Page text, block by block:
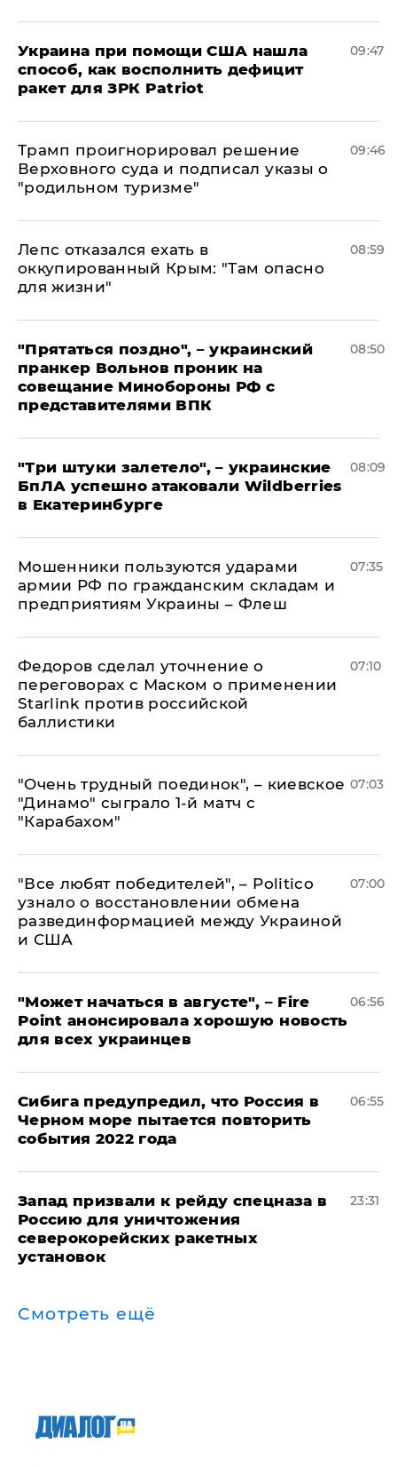
Украина при помощи США нашла
способ, как восполнить дефицит
ракет для ЗРК Patriot
09:47
Трамп проигнорировал решение
Верховного суда и подписал указы о
"родильном туризме"
09:46
Лепс отказался ехать в
оккупированный Крым: "Там опасно
для жизни"
08:59
"Прятаться поздно", – украинский
пранкер Вольнов проник на
совещание Минобороны РФ с
представителями ВПК
08:50
"Три штуки залетело", – украинские
БпЛА успешно атаковали Wildberries
в Екатеринбурге
08:09
Мошенники пользуются ударами
армии РФ по гражданским складам и
предприятиям Украины – Флеш
07:35
Федоров сделал уточнение о
переговорах с Маском о применении
Starlink против российской
баллистики
07:10
"Очень трудный поединок", – киевское
"Динамо" сыграло 1-й матч с
"Карабахом"
07:03
​"Все любят победителей", – Politico
узнало о восстановлении обмена
развединформацией между Украиной
и США
07:00
"Может начаться в августе", – Fire
Point анонсировала хорошую новость
для всех украинцев
06:56
Сибига предупредил, что Россия в
Черном море пытается повторить
события 2022 года
06:55
Запад призвали к рейду спецназа в
Россию для уничтожения
северокорейских ракетных
установок
23:31
Смотреть ещё